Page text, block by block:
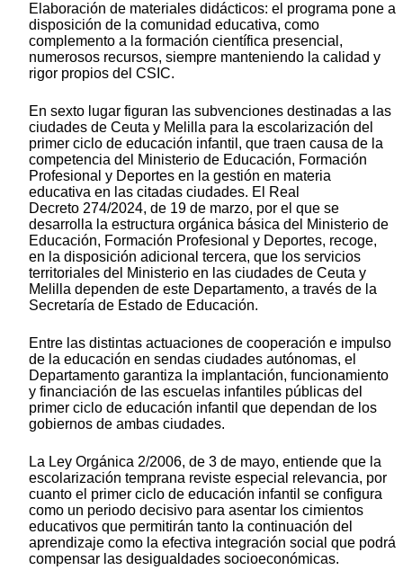
Elaboración de materiales didácticos: el programa pone a
disposición de la comunidad educativa, como
complemento a la formación científica presencial,
numerosos recursos, siempre manteniendo la calidad y
rigor propios del CSIC.
En sexto lugar figuran las subvenciones destinadas a las
ciudades de Ceuta y Melilla para la escolarización del
primer ciclo de educación infantil, que traen causa de la
competencia del Ministerio de Educación, Formación
Profesional y Deportes en la gestión en materia
educativa en las citadas ciudades. El Real
Decreto 274/2024, de 19 de marzo, por el que se
desarrolla la estructura orgánica básica del Ministerio de
Educación, Formación Profesional y Deportes, recoge,
en la disposición adicional tercera, que los servicios
territoriales del Ministerio en las ciudades de Ceuta y
Melilla dependen de este Departamento, a través de la
Secretaría de Estado de Educación.
Entre las distintas actuaciones de cooperación e impulso
de la educación en sendas ciudades autónomas, el
Departamento garantiza la implantación, funcionamiento
y financiación de las escuelas infantiles públicas del
primer ciclo de educación infantil que dependan de los
gobiernos de ambas ciudades.
La Ley Orgánica 2/2006, de 3 de mayo, entiende que la
escolarización temprana reviste especial relevancia, por
cuanto el primer ciclo de educación infantil se configura
como un periodo decisivo para asentar los cimientos
educativos que permitirán tanto la continuación del
aprendizaje como la efectiva integración social que podrá
compensar las desigualdades socioeconómicas.